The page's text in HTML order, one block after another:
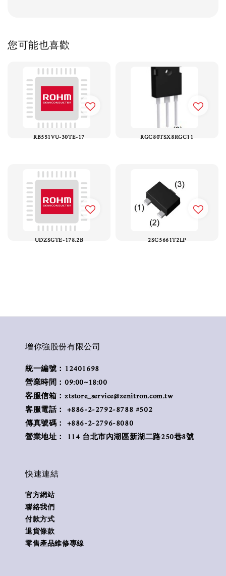
您可能也喜歡
RB551VU-30TE-17 RGC80TSX8RGC11
UDZSGTE-178.2B 2SC5661T2LP
增你強股份有限公司
統一編號：12401698
營業時間：09:00~18:00
客服信箱：ztstore_service@zenitron.com.tw
客服電話： +886-2-2792-8788 #502
傳真號碼： +886-2-2796-8080
營業地址： 114 台北市內湖區新湖二路250巷8號
快速連結
官方網站
聯絡我們
付款方式
退貨條款
零售產品維修專線